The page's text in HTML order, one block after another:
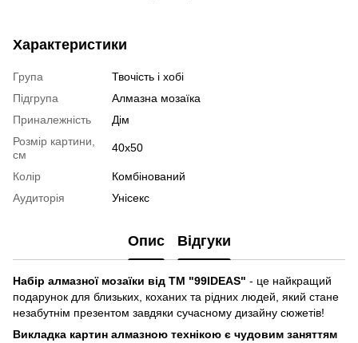
Характеристики
Група
Твочість і хобі
Підгрупа
Алмазна мозаїка
Приналежність
Дім
Розмір картини,
см
40x50
Колір
Комбінований
Аудиторія
Унісекс
Опис Відгуки
Набір алмазної мозаїки від ТМ "99IDEAS" - це найкращий
подарунок для близьких, коханих та рідних людей, який стане
незабутнім презентом завдяки сучасному дизайну сюжетів!
Викладка картин алмазною технікою є чудовим заняттям